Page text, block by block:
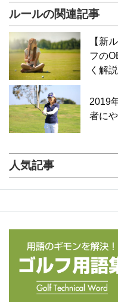
ルールの関連記事
【新
フの
く解説
2019
者に
人気記事